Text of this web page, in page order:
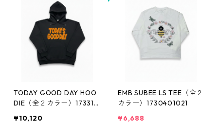
TODAY GOOD DAY HOO
DIE（全２カラー）173310
¥10,120
EMB SUBEE LS TEE（全２
カラー）1730401021
¥6,688